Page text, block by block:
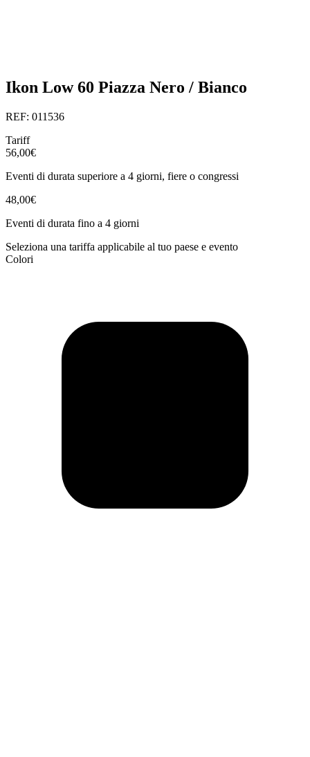
Ikon Low 60 Piazza Nero / Bianco
REF: 011536
Tariff
56,00€
Eventi di durata superiore a 4 giorni, fiere o congressi
48,00€
Eventi di durata fino a 4 giorni
Seleziona una tariffa applicabile al tuo paese e evento
Colori